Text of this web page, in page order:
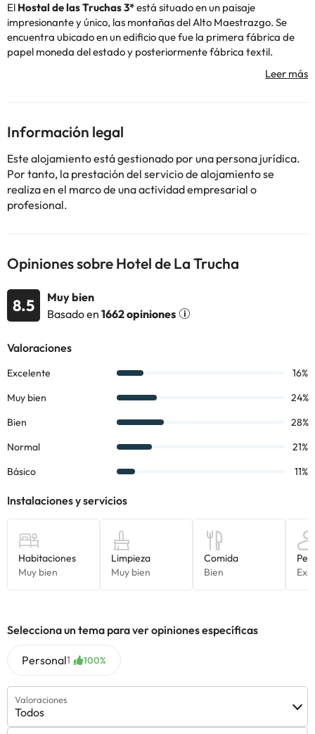
El Hostal de las Truchas 3*está situado en un paisaje
impresionante y único, las montañas del Alto Maestrazgo. Se
encuentra ubicado en un edificio que fue la primera fábrica de
papel moneda del estado y posteriormente fábrica textil.
cielos azules y vegetación exuberante, cerca del nacimiento del
río Pitarque. El hotel también se encuentra situado junto a un río
de truchas, el único sonido que oirá desde el hotel.
Algunos de los servicios detallados pueden ser de pago. Puedes
consultar sus tarifas directamente en el establecimiento. Toda la
Información legal
Este alojamiento está gestionado por una persona jurídica.
Por tanto, la prestación del servicio de alojamiento se
realiza en el marco de una actividad empresarial o
profesional.
Opiniones sobre Hotel de La Trucha
8.5
Muy bien
Basado en 1662 opiniones
Selecciona un tema para ver opiniones específicas
Personal1 100%
Valoraciones
Todos